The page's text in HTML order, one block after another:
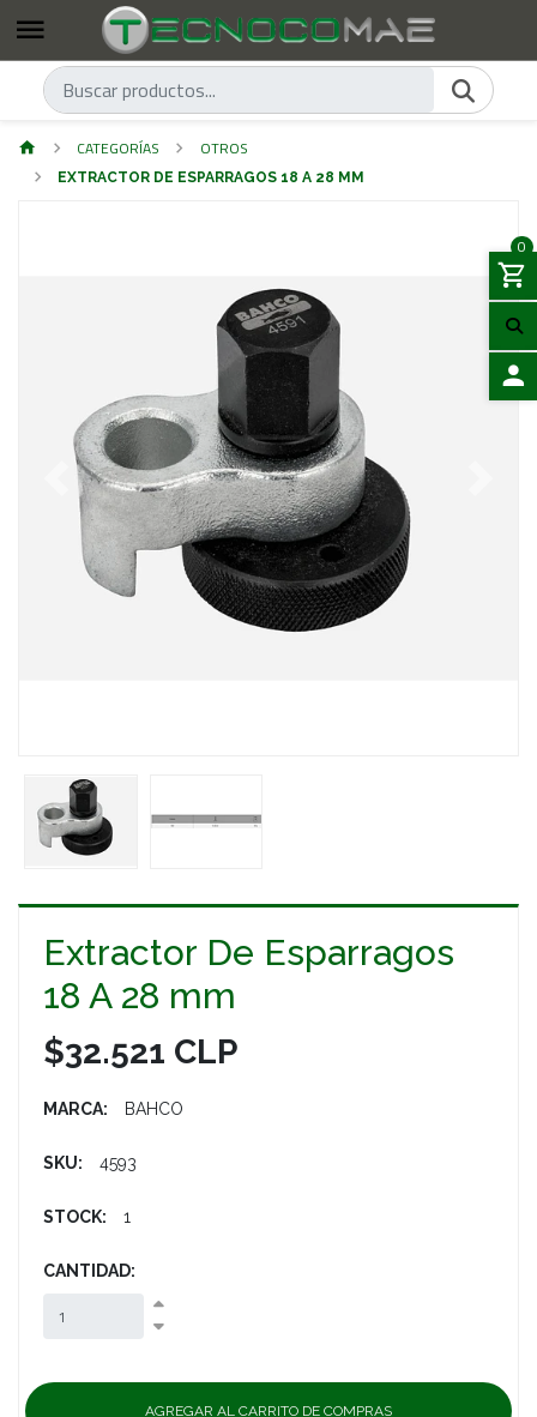
0
CATEGORÍAS OTROS
EXTRACTOR DE ESPARRAGOS 18 A 28 MM
Previous
Extractor De Esparragos
18 A 28 mm
$32.521 CLP
MARCA: BAHCO
SKU: 4593
STOCK: 1
CANTIDAD: